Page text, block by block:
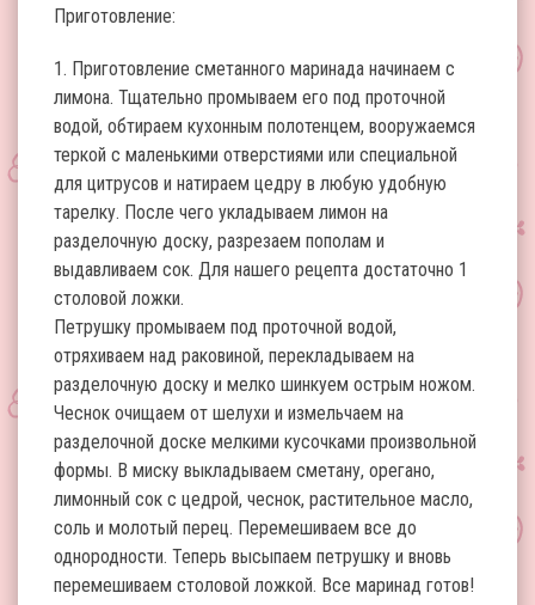
Приготовление:
1. Приготовление сметанного маринада начинаем с
лимона. Тщательно промываем его под проточной
водой, обтираем кухонным полотенцем, вооружаемся
теркой с маленькими отверстиями или специальной
для цитрусов и натираем цедру в любую удобную
тарелку. После чего укладываем лимон на
разделочную доску, разрезаем пополам и
выдавливаем сок. Для нашего рецепта достаточно 1
столовой ложки.
Петрушку промываем под проточной водой,
отряхиваем над раковиной, перекладываем на
разделочную доску и мелко шинкуем острым ножом.
Чеснок очищаем от шелухи и измельчаем на
разделочной доске мелкими кусочками произвольной
формы. В миску выкладываем сметану, орегано,
лимонный сок с цедрой, чеснок, растительное масло,
соль и молотый перец. Перемешиваем все до
однородности. Теперь высыпаем петрушку и вновь
перемешиваем столовой ложкой. Все маринад готов!